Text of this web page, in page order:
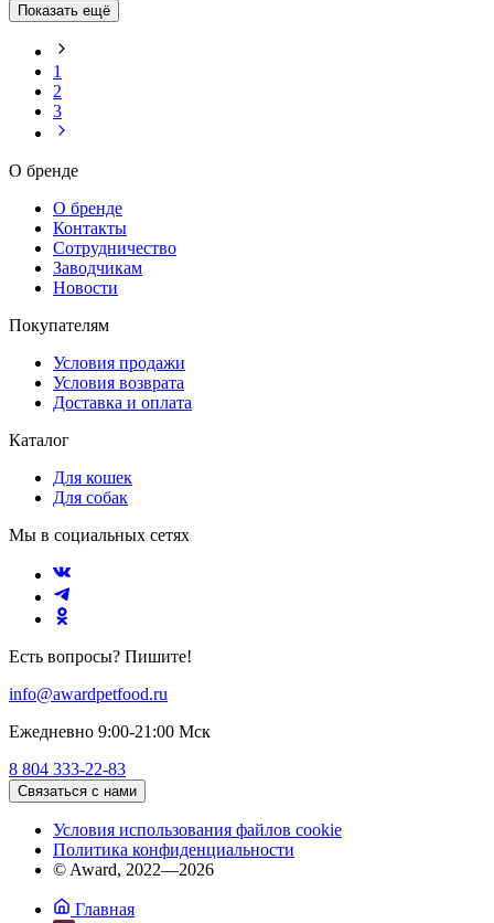
Показать ещё
1
2
3
О бренде
О бренде
Контакты
Сотрудничество
Заводчикам
Новости
Покупателям
Условия продажи
Условия возврата
Доставка и оплата
Каталог
Для кошек
Для собак
Мы в социальных сетях
Есть вопросы? Пишите!
info@awardpetfood.ru
Ежедневно 9:00-21:00 Мск
8 804 333-22-83
Связаться с нами
Условия использования файлов cookie
Политика конфиденциальности
© Award, 2022—2026
Главная